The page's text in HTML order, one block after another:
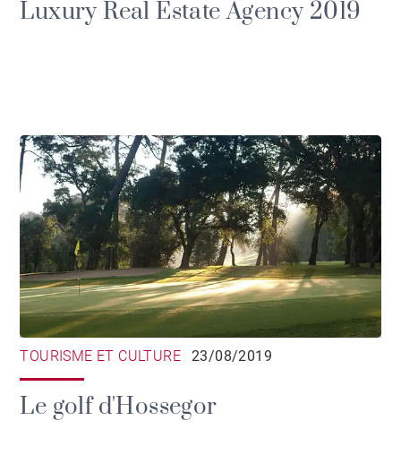
Luxury Real Estate Agency 2019
TOURISME ET CULTURE 23/08/2019
Le golf d'Hossegor